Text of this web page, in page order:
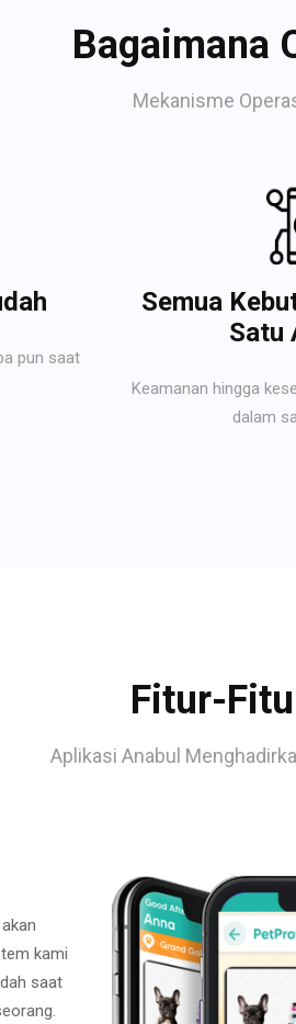
Bagaimana
Mekanisme
pun saat
Semua
Satu
Keamanan hingga
dalam
Fitur-
Aplikasi Anabul
kami
saat